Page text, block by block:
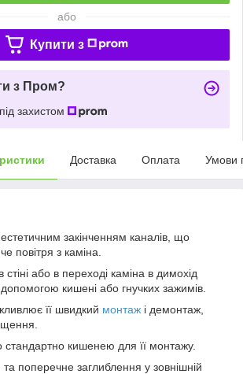
або
Купити з
з Пром?
захистом
Доставка Оплата Умови
закінченням каналів, що
повітря з каміна.
або в переході каміна в димохід
кишені або гнучких зажимів.
її швидкий монтаж і демонтаж,
стандартно кишенею для її монтажу.
поперечне заглиблення у зовнішній